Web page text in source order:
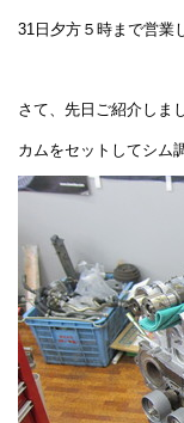
31日夕方５時まで営業
さて、先日ご紹介しま
カムをセットしてシム